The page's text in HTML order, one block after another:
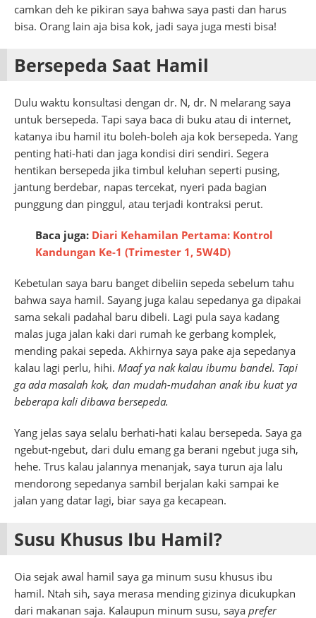
camkan deh ke pikiran saya bahwa saya pasti dan harus
bisa. Orang lain aja bisa kok, jadi saya juga mesti bisa!
Bersepeda Saat Hamil
Dulu waktu konsultasi dengan dr. N, dr. N melarang saya
untuk bersepeda. Tapi saya baca di buku atau di internet,
katanya ibu hamil itu boleh-boleh aja kok bersepeda. Yang
penting hati-hati dan jaga kondisi diri sendiri. Segera
hentikan bersepeda jika timbul keluhan seperti pusing,
jantung berdebar, napas tercekat, nyeri pada bagian
punggung dan pinggul, atau terjadi kontraksi perut.
Baca juga: Diari Kehamilan Pertama: Kontrol
Kandungan Ke-1 (Trimester 1, 5W4D)
Kebetulan saya baru banget dibeliin sepeda sebelum tahu
bahwa saya hamil. Sayang juga kalau sepedanya ga dipakai
sama sekali padahal baru dibeli. Lagi pula saya kadang
malas juga jalan kaki dari rumah ke gerbang komplek,
mending pakai sepeda. Akhirnya saya pake aja sepedanya
kalau lagi perlu, hihi. Maaf ya nak kalau ibumu bandel. Tapi
ga ada masalah kok, dan mudah-mudahan anak ibu kuat ya
beberapa kali dibawa bersepeda.
Yang jelas saya selalu berhati-hati kalau bersepeda. Saya ga
ngebut-ngebut, dari dulu emang ga berani ngebut juga sih,
hehe. Trus kalau jalannya menanjak, saya turun aja lalu
mendorong sepedanya sambil berjalan kaki sampai ke
jalan yang datar lagi, biar saya ga kecapean.
Susu Khusus Ibu Hamil?
Oia sejak awal hamil saya ga minum susu khusus ibu
hamil. Ntah sih, saya merasa mending gizinya dicukupkan
dari makanan saja. Kalaupun minum susu, saya prefer